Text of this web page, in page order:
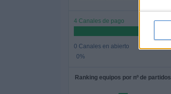
4 Canales de pago
0 Canales en abierto
0%
Ranking equipos por nº de partidos